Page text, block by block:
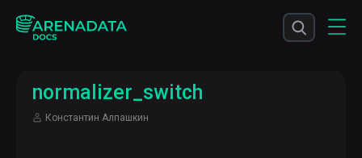
normalizer_switch
Константин Алпашкин